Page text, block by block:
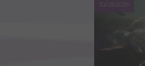
10/03/2026